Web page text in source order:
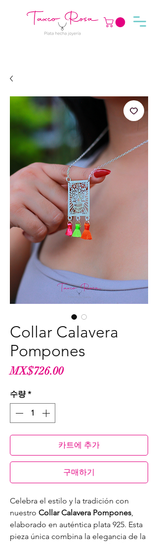
Collar Calavera
Pompones
MX$726.00가
수량 *
카트에 추가
구매하기
Celebra el estilo y la tradición con
nuestro Collar Calavera Pompones
elaborado en auténtica plata 925. Esta
pieza única combina la elegancia de la